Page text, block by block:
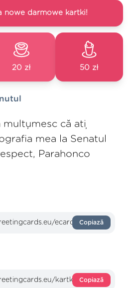
nowe darmowe kartki!
20 zł 50 zł
mulțumesc că ați
mea la Senatul
Parahonco
Copiază
Copiază